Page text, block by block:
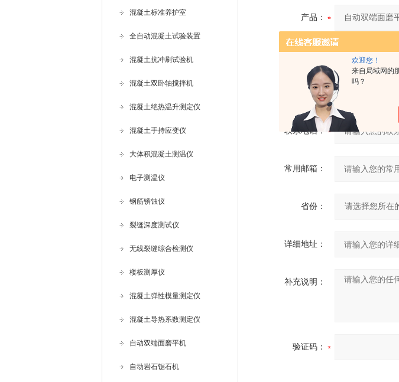
欢迎您！
来自局域网的
吗？
混凝土标准养护室
全自动混凝土试验装置
混凝土抗冲刷试验机
混凝土双卧轴搅拌机
混凝土绝热温升测定仪
混凝土手持应变仪
大体积混凝土测温仪
电子测温仪
钢筋锈蚀仪
裂缝深度测试仪
无线裂缝综合检测仪
楼板测厚仪
混凝土弹性模量测定仪
混凝土导热系数测定仪
自动双端面磨平机
自动岩石锯石机
产品：
您的姓名：
联系电话：
常用邮箱：
省份：
详细地址：
补充说明：
验证码：